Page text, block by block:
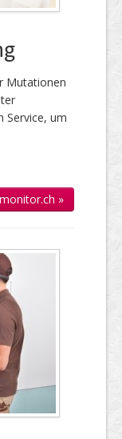
Mutationen
Service, um
»